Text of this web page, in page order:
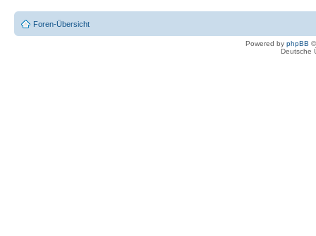
Foren-Übersicht
Powered by phpBB
Deutsche